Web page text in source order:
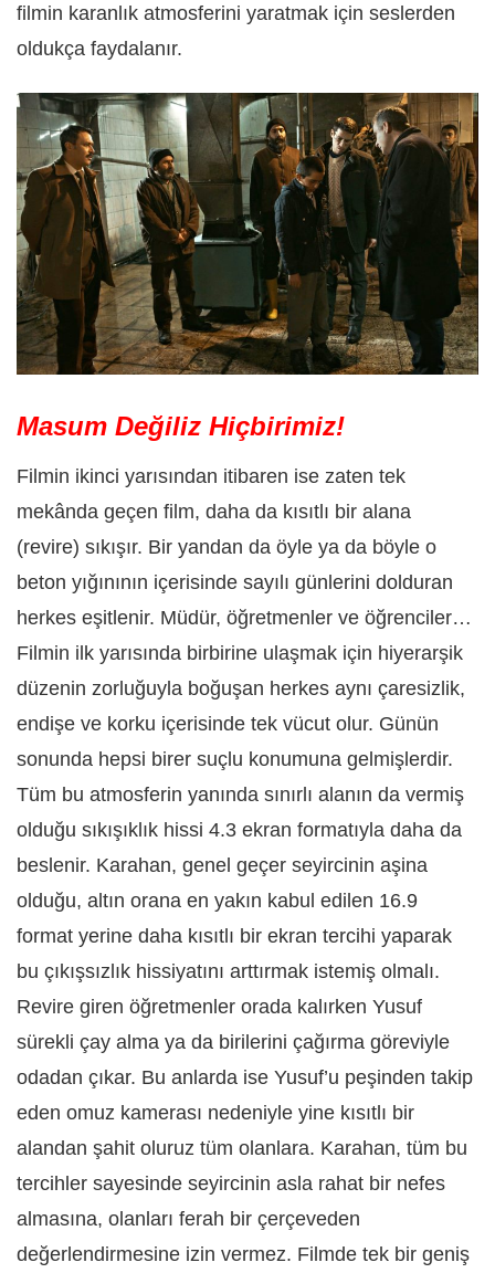
filmin karanlık atmosferini yaratmak için seslerden
oldukça faydalanır.
Masum Değiliz Hiçbirimiz!
Filmin ikinci yarısından itibaren ise zaten tek
mekânda geçen film, daha da kısıtlı bir alana
(revire) sıkışır. Bir yandan da öyle ya da böyle o
beton yığınının içerisinde sayılı günlerini dolduran
herkes eşitlenir. Müdür, öğretmenler ve öğrenciler…
Filmin ilk yarısında birbirine ulaşmak için hiyerarşik
düzenin zorluğuyla boğuşan herkes aynı çaresizlik,
endişe ve korku içerisinde tek vücut olur. Günün
sonunda hepsi birer suçlu konumuna gelmişlerdir.
Tüm bu atmosferin yanında sınırlı alanın da vermiş
olduğu sıkışıklık hissi 4.3 ekran formatıyla daha da
beslenir. Karahan, genel geçer seyircinin aşina
olduğu, altın orana en yakın kabul edilen 16.9
format yerine daha kısıtlı bir ekran tercihi yaparak
bu çıkışsızlık hissiyatını arttırmak istemiş olmalı.
Revire giren öğretmenler orada kalırken Yusuf
sürekli çay alma ya da birilerini çağırma göreviyle
odadan çıkar. Bu anlarda ise Yusuf’u peşinden takip
eden omuz kamerası nedeniyle yine kısıtlı bir
alandan şahit oluruz tüm olanlara. Karahan, tüm bu
tercihler sayesinde seyircinin asla rahat bir nefes
almasına, olanları ferah bir çerçeveden
değerlendirmesine izin vermez. Filmde tek bir geniş